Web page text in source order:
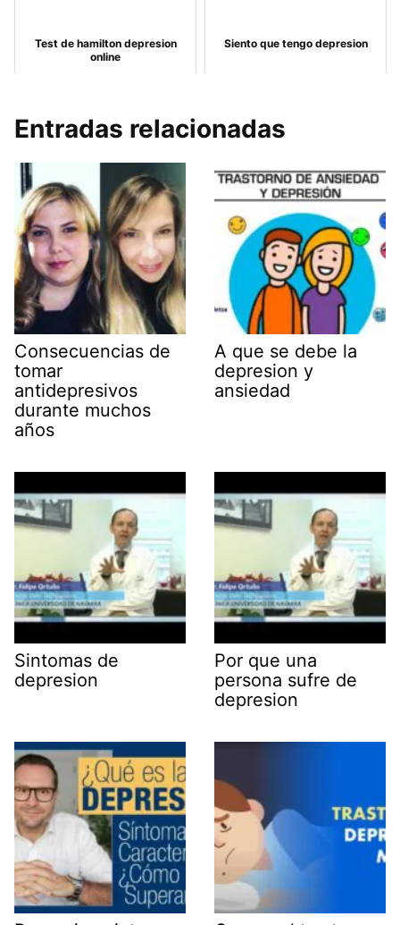
Test de hamilton depresion
online
Siento que tengo depresion
Entradas relacionadas
Consecuencias de
tomar
antidepresivos
durante muchos
años
A que se debe la
depresion y
ansiedad
Sintomas de
depresion
Por que una
persona sufre de
depresion